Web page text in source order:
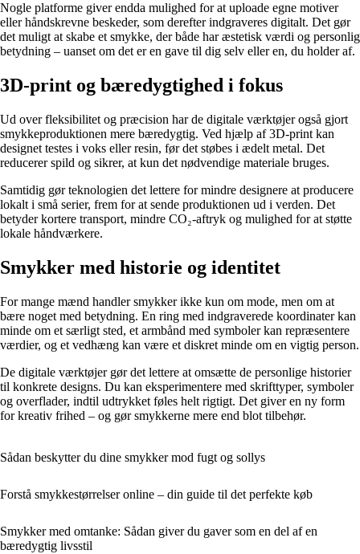
Nogle platforme giver endda mulighed for at uploade egne motiver
eller håndskrevne beskeder, som derefter indgraveres digitalt. Det gør
det muligt at skabe et smykke, der både har æstetisk værdi og personlig
betydning – uanset om det er en gave til dig selv eller en, du holder af.
3D-print og bæredygtighed i fokus
Ud over fleksibilitet og præcision har de digitale værktøjer også gjort
smykkeproduktionen mere bæredygtig. Ved hjælp af 3D-print kan
designet testes i voks eller resin, før det støbes i ædelt metal. Det
reducerer spild og sikrer, at kun det nødvendige materiale bruges.
Samtidig gør teknologien det lettere for mindre designere at producere
lokalt i små serier, frem for at sende produktionen ud i verden. Det
betyder kortere transport, mindre CO₂-aftryk og mulighed for at støtte
lokale håndværkere.
Smykker med historie og identitet
For mange mænd handler smykker ikke kun om mode, men om at
bære noget med betydning. En ring med indgraverede koordinater kan
minde om et særligt sted, et armbånd med symboler kan repræsentere
værdier, og et vedhæng kan være et diskret minde om en vigtig person.
De digitale værktøjer gør det lettere at omsætte de personlige historier
til konkrete designs. Du kan eksperimentere med skrifttyper, symboler
og overflader, indtil udtrykket føles helt rigtigt. Det giver en ny form
for kreativ frihed – og gør smykkerne mere end blot tilbehør.
Sådan beskytter du dine smykker mod fugt og sollys
Forstå smykkestørrelser online – din guide til det perfekte køb
Smykker med omtanke: Sådan giver du gaver som en del af en
bæredygtig livsstil